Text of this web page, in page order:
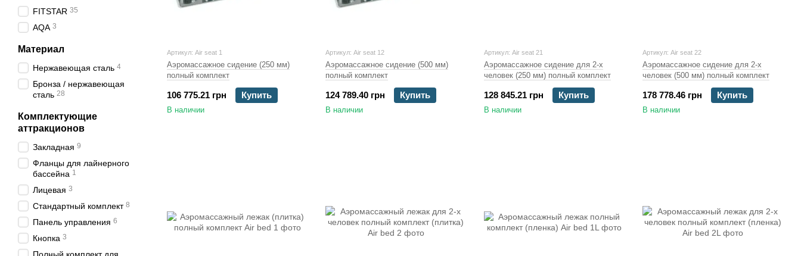
Артикул: Air seat 1
Аэромассажное сидение (250 мм)
полный комплект
106 775.21 грн Купить
В наличии
Артикул: Air seat 12
Аэромассажное сидение (500 мм)
полный комплект
124 789.40 грн Купить
В наличии
Артикул: Air seat 21
Аэромассажное сидение для 2-х
человек (250 мм) полный комплект
128 845.21 грн Купить
В наличии
Артикул: Air seat 22
Аэромассажное сидение для 2-х
человек (500 мм) полный комплект
178 778.46 грн Купить
В наличии
FITSTAR 35
AQA 3
Материал
Нержавеющая сталь 4
Бронза / нержавеющая
сталь 28
Комплектующие
аттракционов
Закладная 9
Фланцы для лайнерного
бассейна 1
Лицевая 3
Стандартный комплект 8
Панель управления 6
Кнопка 3